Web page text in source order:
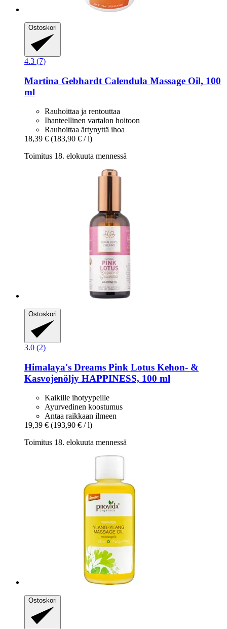
Ostoskori
4.3 (7)
Martina Gebhardt Calendula Massage Oil, 100
ml
Rauhoittaa ja rentouttaa
Ihanteellinen vartalon hoitoon
Rauhoittaa ärtynyttä ihoa
18,39 € (183,90 € / l)
Toimitus 18. elokuuta mennessä
Ostoskori
3.0 (2)
Himalaya's Dreams Pink Lotus Kehon-​ &
Kasvojenöljy HAPPINESS, 100 ml
Kaikille ihotyypeille
Ayurvedinen koostumus
Antaa raikkaan ilmeen
19,39 € (193,90 € / l)
Toimitus 18. elokuuta mennessä
Ostoskori